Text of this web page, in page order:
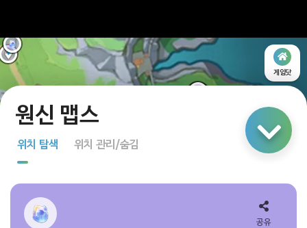
게임닷
링크 공유
위치 탐색 위치 관리/숨김
공유